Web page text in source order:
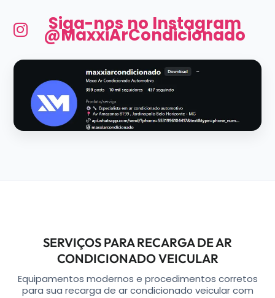
Siga-nos no Instagram
@MaxxiArCondicionado
SERVIÇOS PARA RECARGA DE AR
CONDICIONADO VEICULAR
Equipamentos modernos e procedimentos corretos
para sua recarga de ar condicionado veicular com